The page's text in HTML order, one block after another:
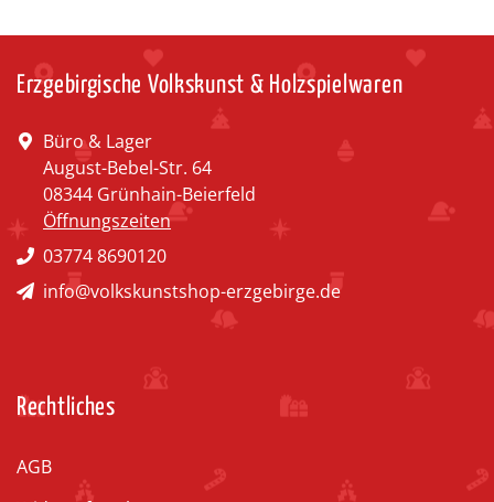
Erzgebirgische Volkskunst & Holzspielwaren
Büro & Lager
August-Bebel-Str. 64
08344 Grünhain-Beierfeld
Öffnungszeiten
03774 8690120
info@volkskunstshop-erzgebirge.de
Rechtliches
AGB